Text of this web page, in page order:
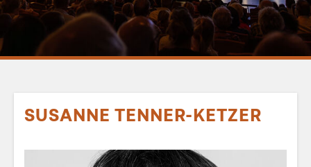
SUSANNE TENNER-KETZER